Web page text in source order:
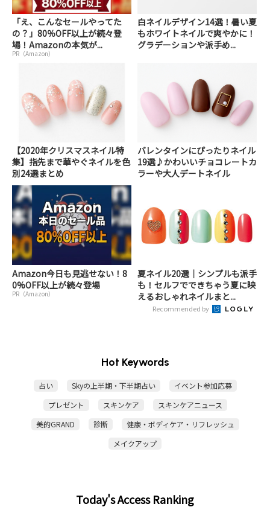
「え、こんなセールやってた
の？」80％OFF以上が続々登
場！Amazonの本気が...
PR（Amazon）
白ネイルデザイン14選！暑い夏
もホワイトネイルで爽やかに！
グラデーションや派手め...
【2020年クリスマスネイル特
集】指先まで華やぐネイルを色
別24選まとめ
バレンタインにぴったりネイル
19選♪かわいいチョコレートカ
ラーや大人デートネイル
Amazon今日も見逃せない！8
0%OFF以上が続々登場
PR（Amazon）
夏ネイル20選｜シンプルも派手
も！セルフでできちゃう夏に映
えるおしゃれネイルまと...
Recommended by
Hot Keywords
占い Skyの上半期・下半期占い
イベント参加応募
プレゼント
スキンケア
スキンケアニュース
美的GRAND
診断
健康・ボディケア・リフレッシュ
メイクアップ
Today's Access Ranking